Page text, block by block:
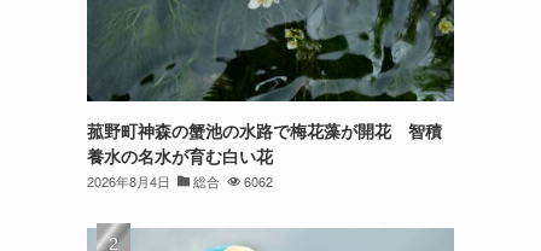
菰野町神森の蟹池の水路で梅花藻が開花 智積
養水の名水が育む白い花
2026年8月4日 総合 6062